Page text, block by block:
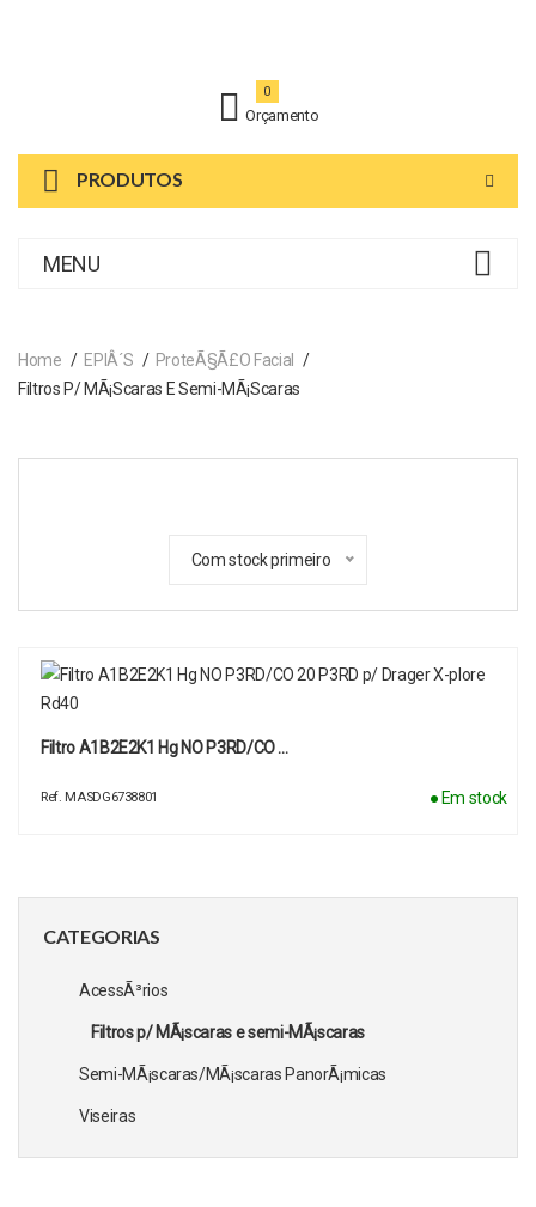
Orçamento
0
PRODUTOS
MENU
Home EPIÂ´s
ProteÃ§Ã£o Facial
Filtros P/ MÃ¡scaras E Semi-MÃ¡scaras
CATEGORIAS
AcessÃ³rios
Filtros p/ MÃ¡scaras e semi-MÃ¡scaras
Semi-MÃ¡scaras/MÃ¡scaras PanorÃ¡micas
Viseiras
Com stock primeiro
Filtro A1B2E2K1 Hg NO P3RD/CO …
Ref. MASDG6738801 ● Em stock